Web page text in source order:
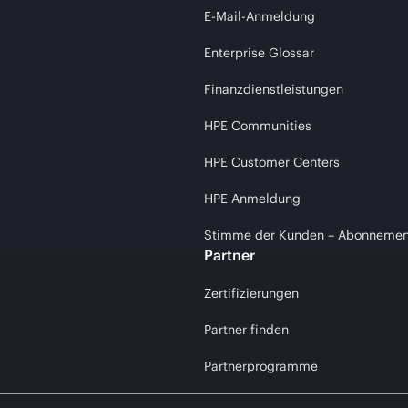
E-Mail-Anmeldung
Enterprise Glossar
Finanzdienstleistungen
HPE Communities
HPE Customer Centers
HPE Anmeldung
Stimme der Kunden –
Partner
Zertifizierungen
Partner finden
Partnerprogramme